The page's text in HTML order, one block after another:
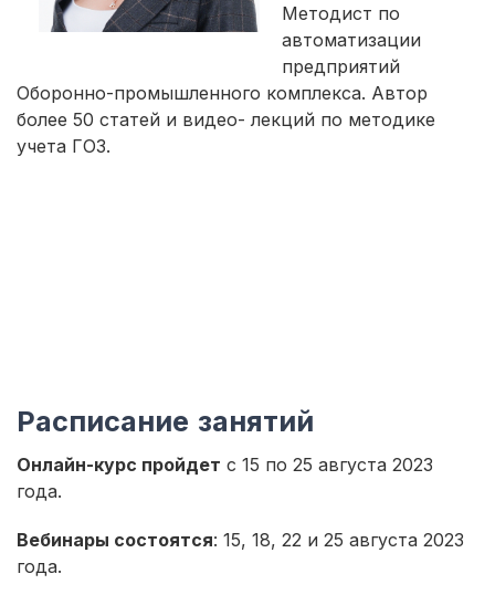
Методист по
автоматизации
предприятий
Оборонно-промышленного комплекса. Автор
более 50 статей и видео- лекций по методике
учета ГОЗ.
Расписание занятий
Онлайн-курс пройдет с 15 по 25 августа 2023
года.
Вебинары состоятся: 15, 18, 22 и 25 августа 2023
года.